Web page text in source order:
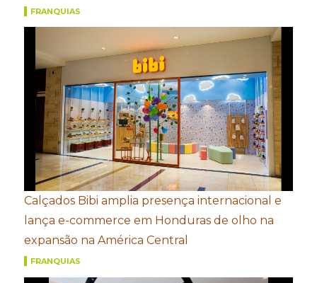
FRANQUIAS
Calçados Bibi amplia presença internacional e
lança e-commerce em Honduras de olho na
expansão na América Central
FRANQUIAS